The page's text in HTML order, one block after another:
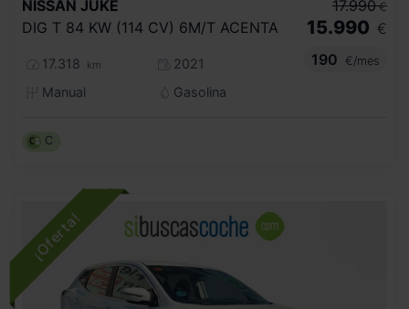
NISSAN JUKE
DIG T 84 KW (114 CV) 6M/T ACENTA
17.318 km
2021
Manual
Gasolina
17.990 €
15.990 €
190
€/mes
C